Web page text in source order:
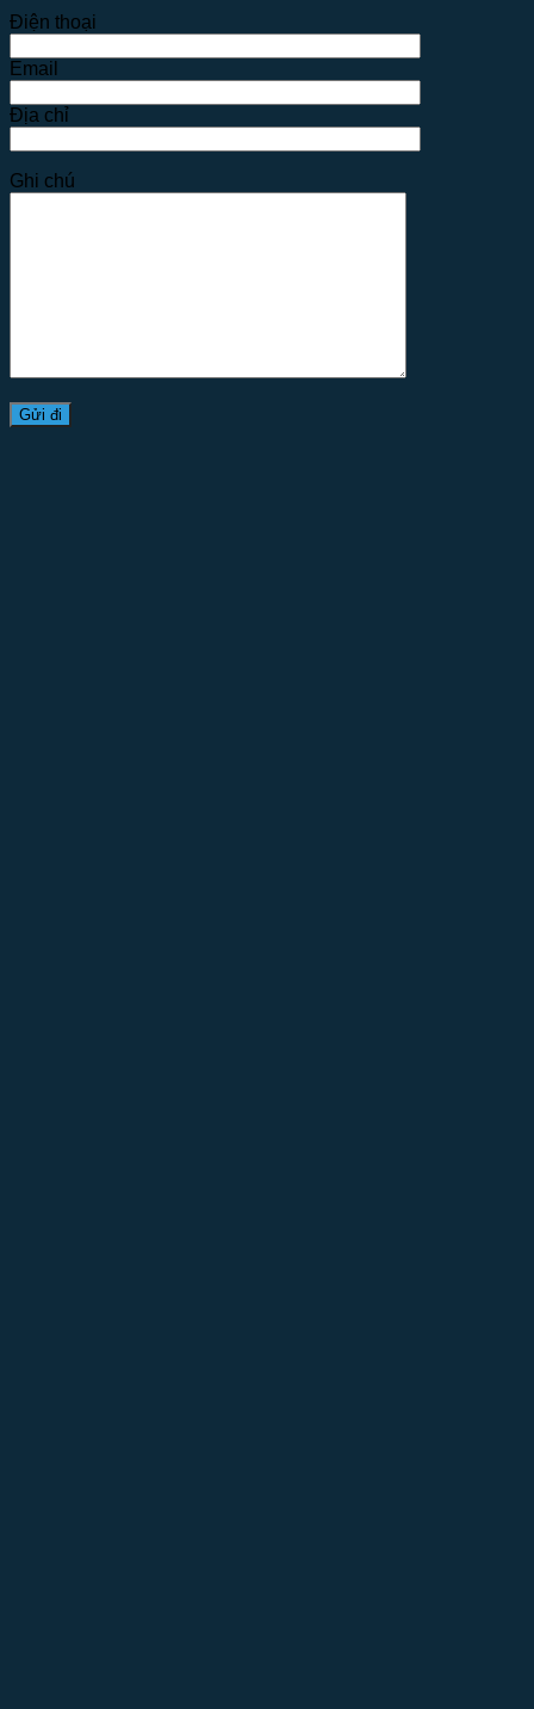
Điện thoại
Email
Địa chỉ
Ghi chú